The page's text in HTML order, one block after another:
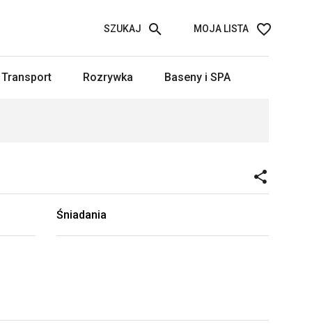
MOJA LISTA
SZUKAJ
Transport Rozrywka Baseny i SPA
Śniadania